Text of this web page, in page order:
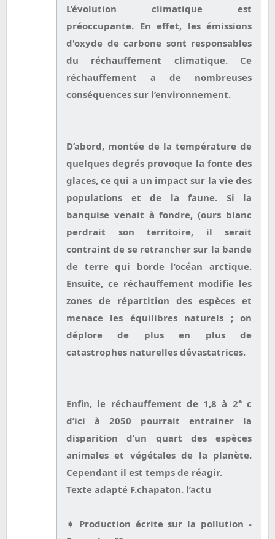
L’évolution climatique est
préoccupante. En effet, les émissions
d'oxyde de carbone sont responsables
du réchauffement climatique. Ce
réchauffement a de nombreuses
conséquences sur l’environnement.
D’abord, montée de la température de
quelques degrés provoque la fonte des
glaces, ce qui a un impact sur la vie des
populations et de la faune. Si la
banquise venait à fondre, (ours blanc
perdrait son territoire, il serait
contraint de se retrancher sur la bande
de terre qui borde l’océan arctique.
Ensuite, ce réchauffement modifie les
zones de répartition des espèces et
menace les équilibres naturels ; on
déplore de plus en plus de
catastrophes naturelles dévastatrices.
Enfin, le réchauffement de 1,8 à 2° c
d’ici à 2050 pourrait entrainer la
disparition d’un quart des espèces
animales et végétales de la planète.
Cependant il est temps de réagir.
Texte adapté F.chapaton. l’actu
➧ Production écrite sur la pollution -